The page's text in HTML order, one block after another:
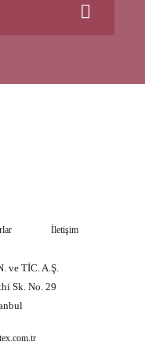
İletişim
ve TİC. A.Ş.
Sk. No. 29